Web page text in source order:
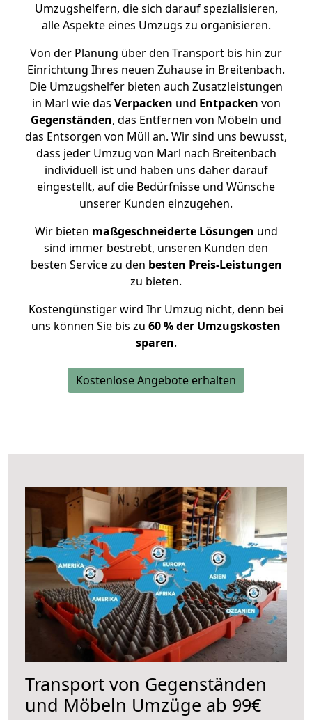
Umzugshelfern, die sich darauf spezialisieren,
alle Aspekte eines Umzugs zu organisieren.
Von der Planung über den Transport bis hin zur
Einrichtung Ihres neuen Zuhause in Breitenbach.
Die Umzugshelfer bieten auch Zusatzleistungen
in Marl wie das Verpacken und Entpacken von
Gegenständen, das Entfernen von Möbeln und
das Entsorgen von Müll an. Wir sind uns bewusst,
dass jeder Umzug von Marl nach Breitenbach
individuell ist und haben uns daher darauf
eingestellt, auf die Bedürfnisse und Wünsche
unserer Kunden einzugehen.
Wir bieten maßgeschneiderte Lösungen und
sind immer bestrebt, unseren Kunden den
besten Service zu den besten Preis-Leistungen
zu bieten.
Kostengünstiger wird Ihr Umzug nicht, denn bei
uns können Sie bis zu 60 % der Umzugskosten
sparen.
Kostenlose Angebote erhalten
Transport von Gegenständen
und Möbeln Umzüge ab 99€